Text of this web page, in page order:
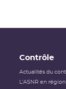
Contrôle
Actualités du
L'ASNR en région